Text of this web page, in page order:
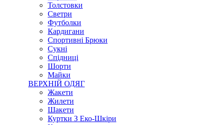
Толстовки
Светри
Футболки
Кардигани
Спортивні Брюки
Сукні
Спідниці
Шорти
Майки
ВЕРХНІЙ ОДЯГ
Жакети
Жилети
Шакети
Куртки З Еко-Шкіри